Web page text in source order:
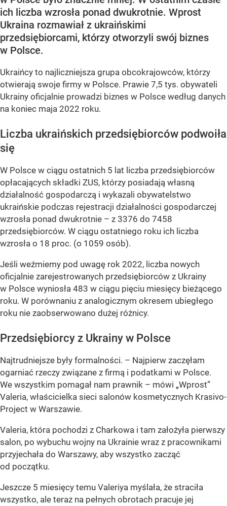
ich liczba wzrosła ponad dwukrotnie. Wprost
Ukraina rozmawiał z ukraińskimi
przedsiębiorcami, którzy otworzyli swój biznes
w Polsce.
Ukraińcy to najliczniejsza grupa obcokrajowców, którzy
otwierają swoje firmy w Polsce. Prawie 7,5 tys. obywateli
Ukrainy oficjalnie prowadzi biznes w Polsce według danych
na koniec maja 2022 roku.
Liczba ukraińskich przedsiębiorców podwoiła
się
W Polsce w ciągu ostatnich 5 lat liczba przedsiębiorców
opłacających składki ZUS, którzy posiadają własną
działalność gospodarczą i wykazali obywatelstwo
ukraińskie podczas rejestracji działalności gospodarczej
wzrosła ponad dwukrotnie – z 3376 do 7458
przedsiębiorców. W ciągu ostatniego roku ich liczba
wzrosła o 18 proc. (o 1059 osób).
Jeśli weźmiemy pod uwagę rok 2022, liczba nowych
oficjalnie zarejestrowanych przedsiębiorców z Ukrainy
w Polsce wyniosła 483 w ciągu pięciu miesięcy bieżącego
roku. W porównaniu z analogicznym okresem ubiegłego
roku nie zaobserwowano dużej różnicy.
Przedsiębiorcy z Ukrainy w Polsce
Najtrudniejsze były formalności. – Najpierw zaczęłam
ogarniać rzeczy związane z firmą i podatkami w Polsce.
We wszystkim pomagał nam prawnik – mówi „Wprost”
Valeria, właścicielka sieci salonów kosmetycznych Krasivo-
Project w Warszawie.
Valeria, która pochodzi z Charkowa i tam założyła pierwszy
salon, po wybuchu wojny na Ukrainie wraz z pracownikami
przyjechała do Warszawy, aby wszystko zacząć
od początku.
Jeszcze 5 miesięcy temu Valeriya myślała, że straciła
wszystko, ale teraz na pełnych obrotach pracuje jej